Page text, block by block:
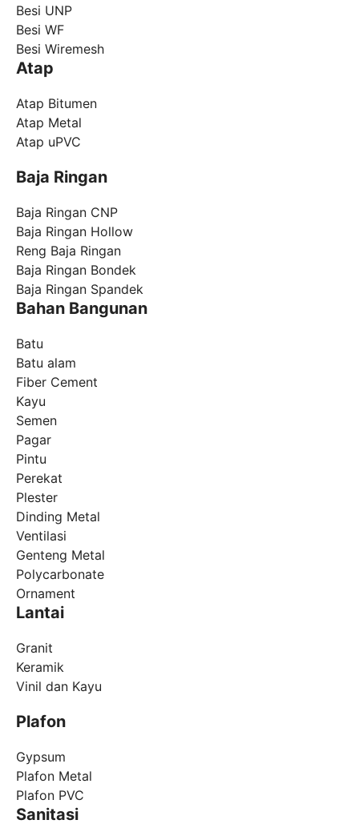
Besi UNP
Besi WF
Besi Wiremesh
Atap
Atap Bitumen
Atap Metal
Atap uPVC
Baja Ringan
Baja Ringan CNP
Baja Ringan Hollow
Reng Baja Ringan
Baja Ringan Bondek
Baja Ringan Spandek
Bahan Bangunan
Batu
Batu alam
Fiber Cement
Kayu
Semen
Pagar
Pintu
Perekat
Plester
Dinding Metal
Ventilasi
Genteng Metal
Polycarbonate
Ornament
Lantai
Granit
Keramik
Vinil dan Kayu
Plafon
Gypsum
Plafon Metal
Plafon PVC
Sanitasi